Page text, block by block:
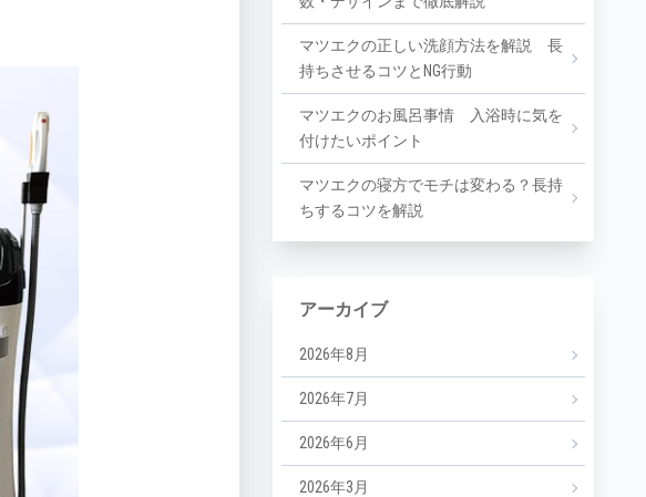
マツエクの正しい洗顔方法を解説 長
持ちさせるコツとNG行動
マツエクのお風呂事情 入浴時に気を
付けたいポイント
マツエクの寝方でモチは変わる？長持
ちするコツを解説
アーカイブ
2026年8月
2026年7月
2026年6月
2026年3月